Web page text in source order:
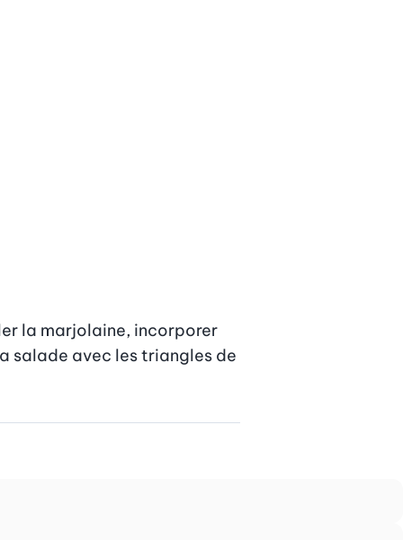
la marjolaine, incorporer
salade avec les triangles de